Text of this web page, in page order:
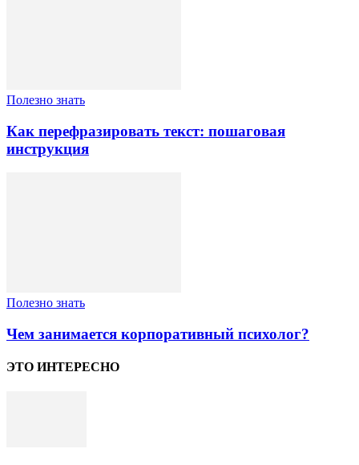
Полезно знать
Как перефразировать текст: пошаговая
инструкция
Полезно знать
Чем занимается корпоративный психолог?
ЭТО ИНТЕРЕСНО